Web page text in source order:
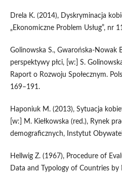
Drela K. (2014), Dyskryminacja
„Ekonomiczne Problem Usług”, nr
Golinowska S., Gwarońska‑Nowak
perspektywy płci, [w:] S.
Raport o Rozwoju Społecznym.
169–191.
Haponiuk M. (2013), Sytuacja
[w:] M. Kiełkowska (red.), Rynek
demograficznych, Instytut
Hellwig Z. (1967), Procedure of
Data and Typology of Countries